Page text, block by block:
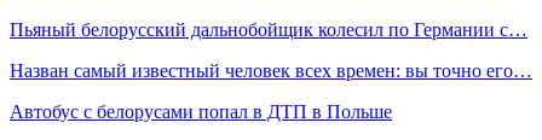
Пьяный белорусский дальнобойщик колесил по Германии с…
Назван самый известный человек всех времен: вы точно его…
Автобус с белорусами попал в ДТП в Польше